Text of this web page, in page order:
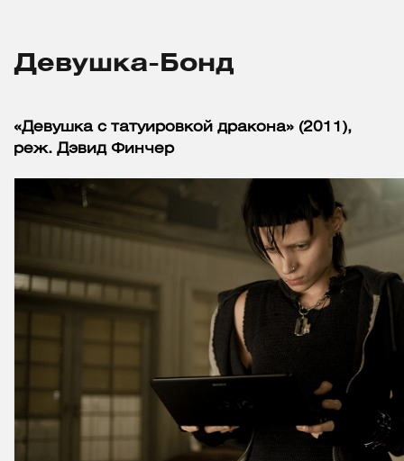
Девушка-Бонд
«Девушка с татуировкой дракона» (2011),
реж. Дэвид Финчер